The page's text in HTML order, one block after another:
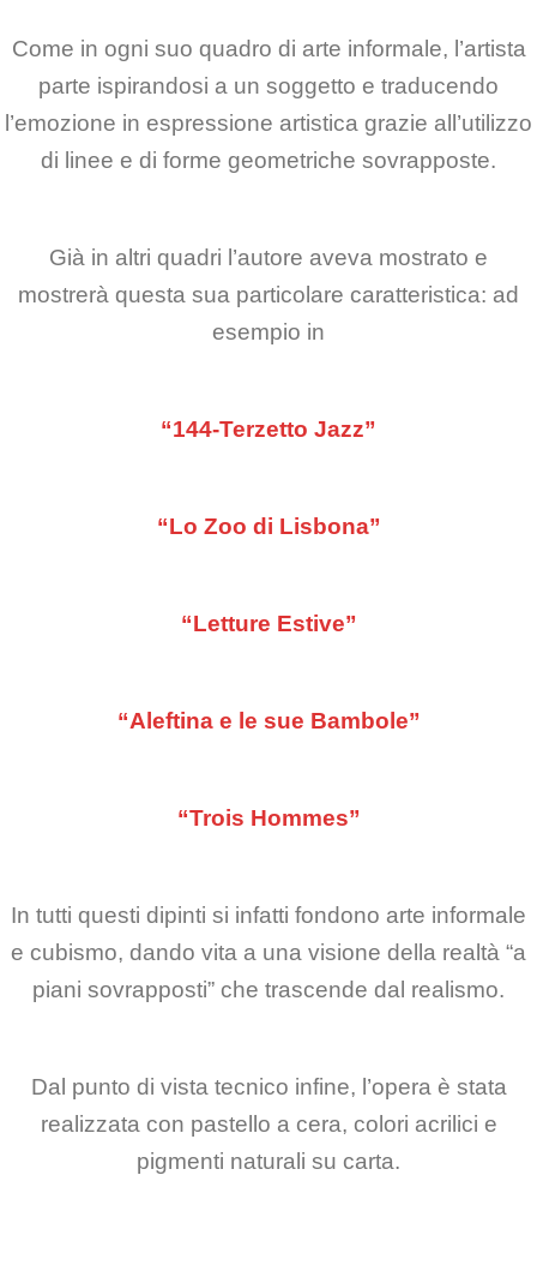
Come in ogni suo quadro di arte informale, l’artista
parte ispirandosi a un soggetto e traducendo
l’emozione in espressione artistica grazie all’utilizzo
di linee e di forme geometriche sovrapposte.
Già in altri quadri l’autore aveva mostrato e
mostrerà questa sua particolare caratteristica: ad
esempio in
“144-Terzetto Jazz”
“Lo Zoo di Lisbona”
“Letture Estive”
“Aleftina e le sue Bambole”
“Trois Hommes”
In tutti questi dipinti si infatti fondono arte informale
e cubismo, dando vita a una visione della realtà “a
piani sovrapposti” che trascende dal realismo.
Dal punto di vista tecnico infine, l’opera è stata
realizzata con pastello a cera, colori acrilici e
pigmenti naturali su carta.